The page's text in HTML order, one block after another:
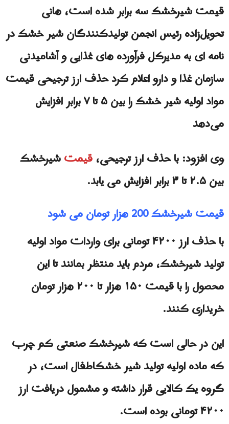
قيمت شیرخشک سه برابر شده است، هانی
تحویل‌زاده رئیس انجمن تولیدکنندگان شیر خشک در
نامه ای به مدیرکل فرآورده های غذایی و آشامیدنی
سازمان غذا و دارو اعلام کرد حذف ارز ترجیحی قیمت
مواد اولیه شیر خشک را بین ۵ تا ۷ برابر افزایش
می‌دهد
وی افزود: با حذف ارز ترجیحی،قیمتشیرخشک
بین ۲.۵ تا ۳ برابر افزایش می یابد.
قیمت شیرخشک 200 هزار تومان می شود
با حذف ارز ۴۲۰۰ تومانی برای واردات مواد اولیه
تولید شیرخشک، مردم باید منتظر بمانند تا این
محصول را با قیمت ۱۵۰ هزار تا ۲۰۰ هزار تومان
خریداری کنند.
این در حالی است که شیرخشک صنعتی کم چرب
كه ماده اولیه تولید شیر خشکاطفال است، در
گروه یک کالایی قرار داشته و مشمول دریافت ارز
۴۲۰۰ تومانی بوده است.